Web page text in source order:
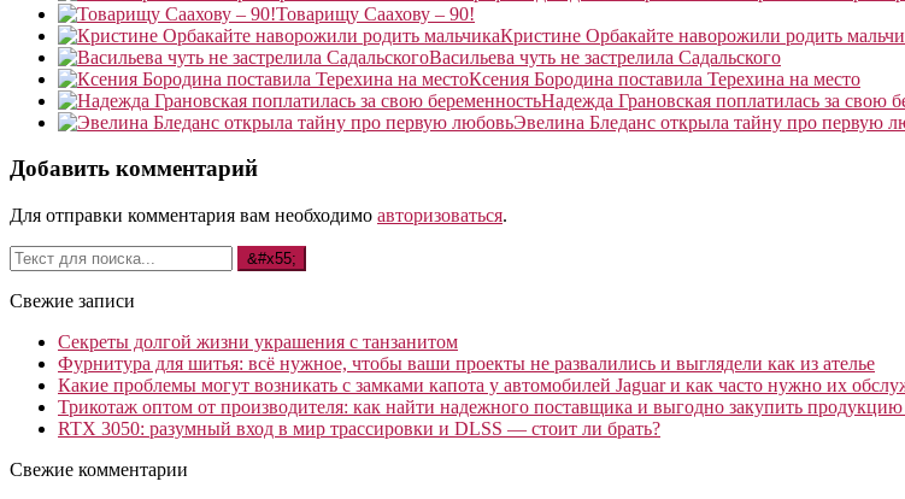
Товарищу Саахову – 90!
Кристине Орбакайте наворожили родить
Васильева чуть не застрелила Садальского
Ксения Бородина поставила Терехина на место
Надежда Грановская поплатилась за свою
Эвелина Бледанс открыла тайну про первую
Добавить комментарий
Для отправки комментария вам необходимо авторизоваться.
Свежие записи
Секреты долгой жизни украшения с танзанитом
Фурнитура для шитья: всё нужное, чтобы ваши проекты не развалились и выглядели как из ателье
Какие проблемы могут возникать с замками капота у автомобилей Jaguar и как часто нужно их
Трикотаж оптом от производителя: как найти надежного поставщика и выгодно закупить
RTX 3050: разумный вход в мир трассировки и DLSS — стоит ли брать?
Свежие комментарии